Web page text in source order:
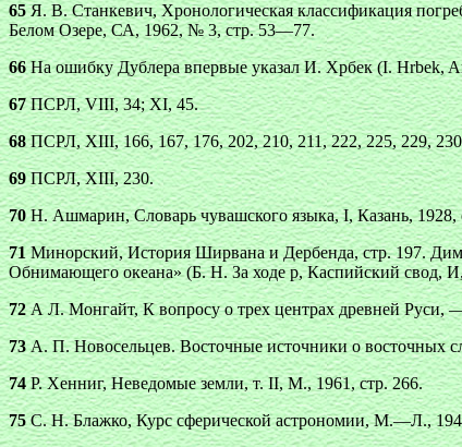
65Я. В. Станкевич, Хронологическая классификация
Белом Озере, СА, 1962, № 3, стр. 53—77.
66На ошибку Дублера впервые указал И. Хрбек (I. Hrbek,
67ПСРЛ, VIII, 34; XI, 45.
68ПСРЛ, XIII, 166, 167, 176, 202, 210, 211, 222, 225, 229, 230
69ПСРЛ, XIII, 230.
70H. Ашмарин, Словарь чувашского языка, I, Казань, 1928,
71Минорский, История Ширвана и Дербенда, стр. 197.
Обнимающего океана» (Б. Н. За ходе р, Каспийский свод,
72А Л. Монгайт, К вопросу о трех центрах древней
73А. П. Новосeльцeв. Восточные источники о восточных
74Р. Хенниг, Неведомые земли, т. II, М., 1961, стр. 266.
75С. Н. Блажко, Курс сферической астрономии, М.—Л.,